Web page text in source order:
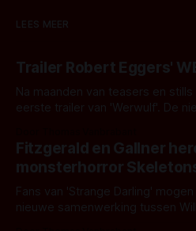
LEES MEER
Trailer Robert Eggers'
Na maanden van teasers en
eerste trailer van 'Werwulf'. De
kille stijl vol folklore en mythe.
het het al raden?)... de
Fitzgerald en Gallner
monsterhorror
Fans van 'Strange Darling'
nieuwe samenwerking tussen